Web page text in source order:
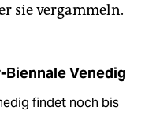
sie vergammeln.
Venedig
findet noch bis